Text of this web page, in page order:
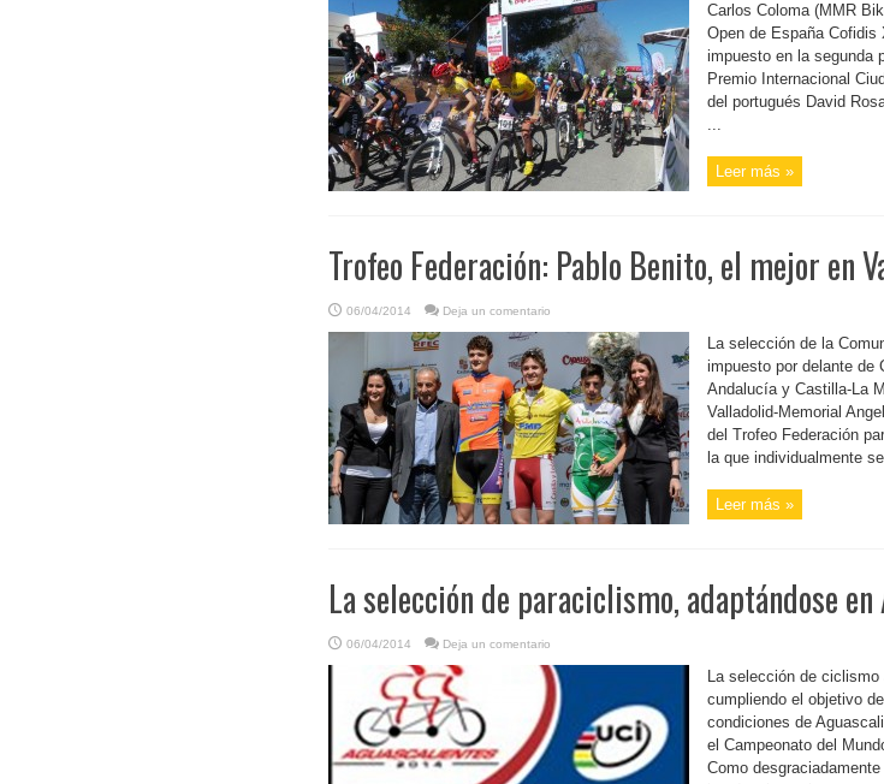
Carlos Coloma (MMR
Open de España Cofidis
impuesto en la segunda
Premio Internacional
del portugués David
...
Leer más »
Trofeo Federación: Pablo Benito, el mejor en
06/04/2014 Deja un comentario
La selección de la
impuesto por delante de
Andalucía y Castilla-La
Valladolid-Memorial
del Trofeo Federación
la que individualmente
Leer más »
La selección de paraciclismo, adaptándose
06/04/2014 Deja un comentario
La selección de
cumpliendo el objetivo
condiciones de
el Campeonato del
Como